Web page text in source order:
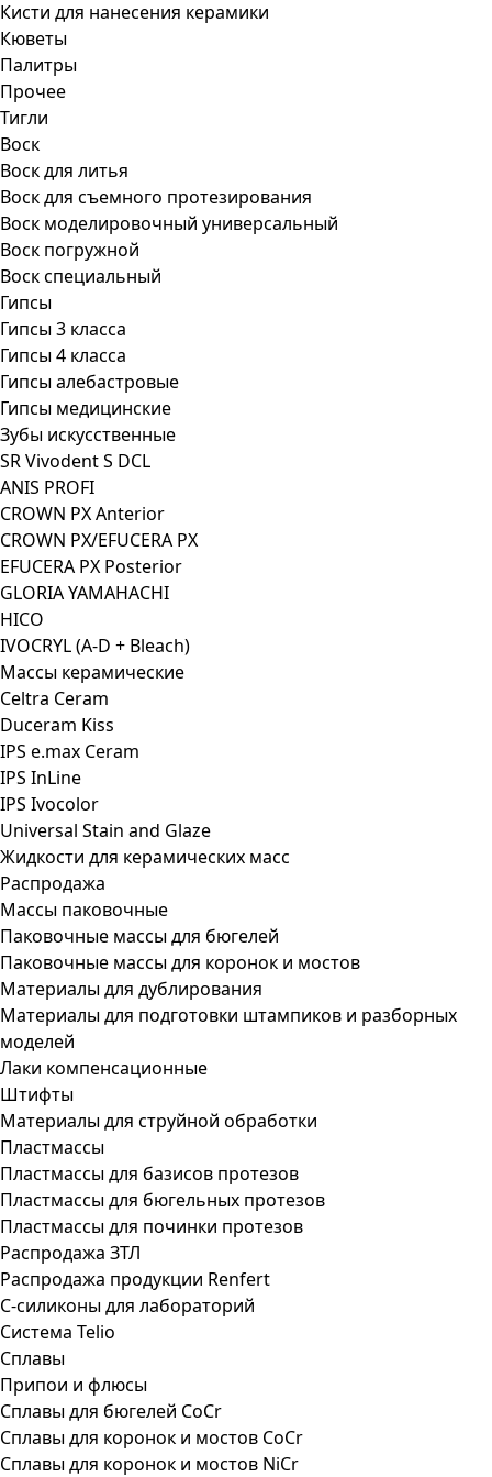
Кисти для нанесения керамики
Кюветы
Палитры
Прочее
Тигли
Воск
Воск для литья
Воск для съемного протезирования
Воск моделировочный универсальный
Воск погружной
Воск специальный
Гипсы
Гипсы 3 класса
Гипсы 4 класса
Гипсы алебастровые
Гипсы медицинские
Зубы искусственные
SR Vivodent S DCL
ANIS PROFI
CROWN PX Anterior
CROWN PX/EFUCERA PX
EFUCERA PX Posterior
GLORIA YAMAHACHI
HICO
IVOCRYL (A-D + Bleach)
Массы керамические
Celtra Ceram
Duceram Kiss
IPS e.max Ceram
IPS InLine
IPS Ivocolor
Universal Stain and Glaze
Жидкости для керамических масс
Распродажа
Массы паковочные
Паковочные массы для бюгелей
Паковочные массы для коронок и мостов
Материалы для дублирования
Материалы для подготовки штампиков и разборных
моделей
Лаки компенсационные
Штифты
Материалы для струйной обработки
Пластмассы
Пластмассы для базисов протезов
Пластмассы для бюгельных протезов
Пластмассы для починки протезов
Распродажа ЗТЛ
Распродажа продукции Renfert
С-силиконы для лабораторий
Система Telio
Сплавы
Припои и флюсы
Сплавы для бюгелей CoCr
Сплавы для коронок и мостов CoCr
Сплавы для коронок и мостов NiCr